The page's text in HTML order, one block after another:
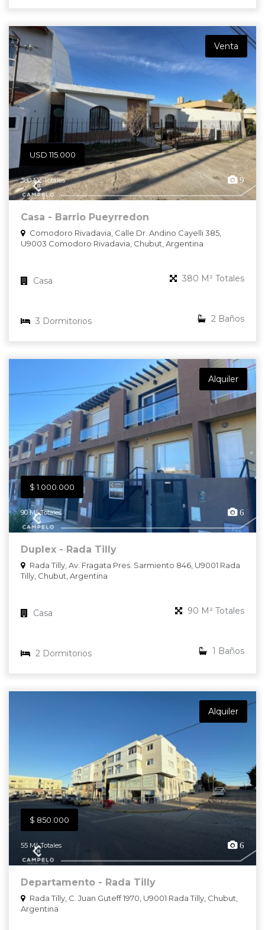
Venta
USD 115.000
380 M² Totales 9
Casa - Barrio Pueyrredon
Comodoro Rivadavia, Calle Dr. Andino Cayelli 385,
U9003 Comodoro Rivadavia, Chubut, Argentina
Casa 380 M² Totales
3 Dormitorios 2 Baños
Alquiler
$ 1.000.000
90 M² Totales 6
Duplex - Rada Tilly
Rada Tilly, Av. Fragata Pres. Sarmiento 846, U9001 Rada
Tilly, Chubut, Argentina
Casa 90 M² Totales
2 Dormitorios 1 Baños
Alquiler
$ 850.000
55 M² Totales 6
Departamento - Rada Tilly
Rada Tilly, C. Juan Guteff 1970, U9001 Rada Tilly, Chubut,
Argentina